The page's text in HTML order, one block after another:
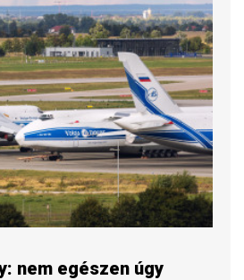
nem egészen úgy